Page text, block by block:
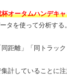
オータムハンデキ
タを使って分析する。
距離」「同トラッ
計していることに注